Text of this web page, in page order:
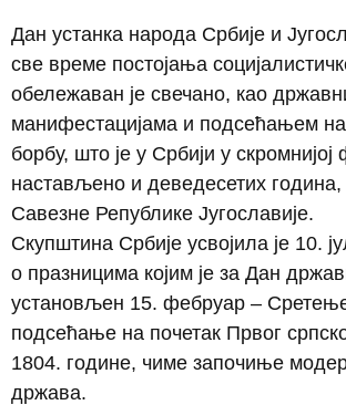
Дан устанка народа Србије и
све време постојања
обележаван је свечано, као
манифестацијама и подсећањем на
борбу, што је у Србији у
настављено и деведесетих
Савезне Републике Југославије.
Скупштина Србије усвојила је 10.
о празницима којим је за Дан
установљен 15. фебруар –
подсећање на почетак Првог
1804. године, чиме започиње
држава.